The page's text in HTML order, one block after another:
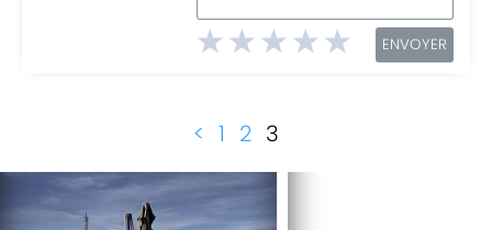
ENVOYER
< 1 2 3